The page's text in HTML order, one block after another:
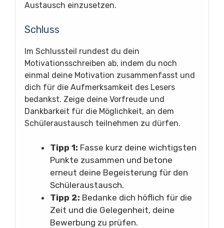
Austausch einzusetzen.
Schluss
Im Schlussteil rundest du dein
Motivationsschreiben ab, indem du noch
einmal deine Motivation zusammenfasst und
dich für die Aufmerksamkeit des Lesers
bedankst. Zeige deine Vorfreude und
Dankbarkeit für die Möglichkeit, an dem
Schüleraustausch teilnehmen zu dürfen.
Tipp 1: Fasse kurz deine wichtigsten
Punkte zusammen und betone
erneut deine Begeisterung für den
Schüleraustausch.
Tipp 2: Bedanke dich höflich für die
Zeit und die Gelegenheit, deine
Bewerbung zu prüfen.